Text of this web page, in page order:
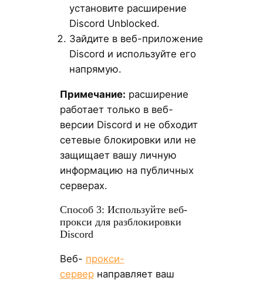
установите расширение
Discord Unblocked.
Зайдите в веб-приложение
Discord и используйте его
напрямую.
Примечание: расширение
работает только в веб-
версии Discord и не обходит
сетевые блокировки или не
защищает вашу личную
информацию на публичных
серверах.
Способ 3: Используйте веб-
прокси для разблокировки
Discord
Веб- прокси-
сервернаправляет ваш